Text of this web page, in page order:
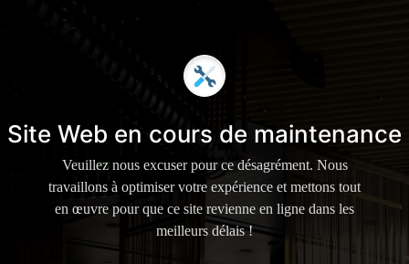
Site Web en cours de maintenance
Veuillez nous excuser pour ce désagrément. Nous
travaillons à optimiser votre expérience et mettons tout
en œuvre pour que ce site revienne en ligne dans les
meilleurs délais !